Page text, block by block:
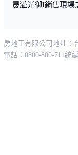
晟溢光御I銷售現場
房地王有限公司 地址：
電話：0800-800-711統